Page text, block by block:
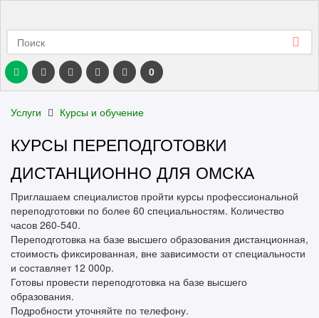
0
Услуги Курсы и обучение
КУРСЫ ПЕРЕПОДГОТОВКИ
ДИСТАНЦИОННО ДЛЯ ОМСКА
Приглашаем специалистов пройти курсы профессиональной
переподготовки по более 60 специальностям. Количество
часов 260-540.
Переподготовка на базе высшего образования дистанционная,
стоимость фиксированная, вне зависимости от специальности
и составляет 12 000р.
Готовы провести переподготовка на базе высшего
образования.
Подробности уточняйте по телефону.